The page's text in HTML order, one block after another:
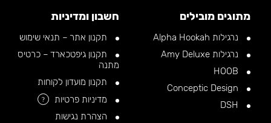
מתוגים מובילים
נרגילות Alpha Hookah
נרגילות Amy Deluxe
חשבון ומדיניות
תקנון אתר – תנאי שימוש
תקנון גיפטכארד – כרטיס
מתנה
תקנון מועדון לקוחות
מדיניות פרטיות
?
הצהרת נגישות